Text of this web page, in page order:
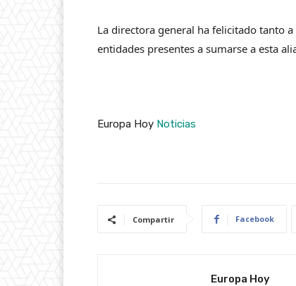
La directora general ha felicitado tanto
entidades presentes a sumarse a esta
Europa Hoy Noticias
Compartir Facebook
Europa Hoy